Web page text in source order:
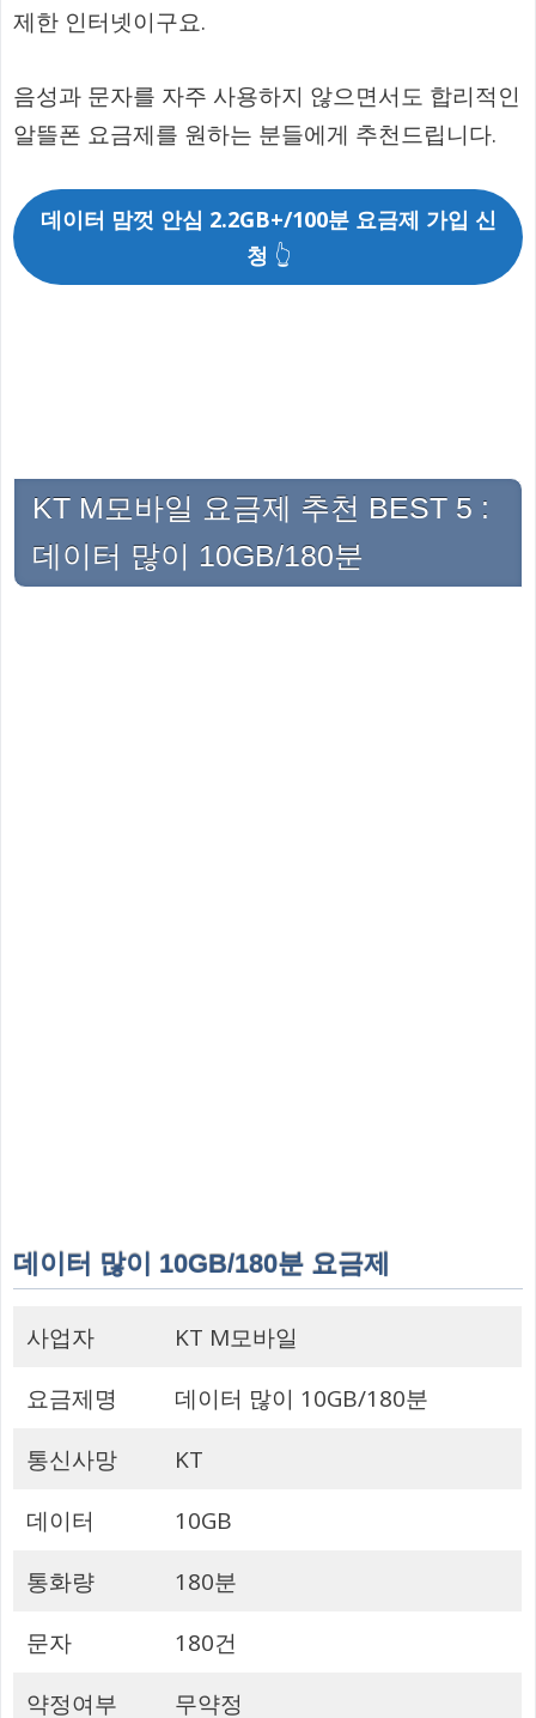
제한 인터넷이구요.
음성과 문자를 자주 사용하지 않으면서도 합리적인
알뜰폰 요금제를 원하는 분들에게 추천드립니다.
데이터 맘껏 안심 2.2GB+/100분 요금제 가입 신
청 👆
KT M모바일 요금제 추천 BEST 5 :
데이터 많이 10GB/180분
데이터 많이 10GB/180분 요금제
사업자
KT M모바일
요금제명
데이터 많이 10GB/180분
통신사망
KT
데이터
10GB
통화량
180분
문자
180건
약정여부
무약정